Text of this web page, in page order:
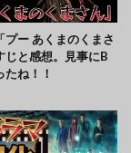
プー あくまのくまさ
じと感想。見事にB
たね！！